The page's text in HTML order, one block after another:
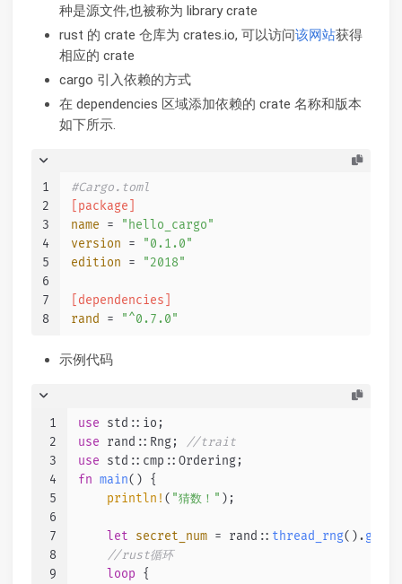
种是源文件,也被称为 library crate
rust 的 crate 仓库为 crates.io, 可以访问该网站获得
相应的 crate
cargo 引入依赖的方式
在 dependencies 区域添加依赖的 crate 名称和版本
如下所示.
1
2
3
4
5
6
7
8
#Cargo.toml
[package]
name =
"hello_cargo"
version =
"0.1.0"
edition = "2018"
[dependencies]
rand = "^0.7.0"
示例代码
1
2
3
4
5
6
7
8
9
use std::io;
use rand::Rng;
//trait
use std::cmp::Ordering;
fn main() {
println! ( "猜数！" );
let secret_num = rand:: thread_rng().
//rust循环
loop {